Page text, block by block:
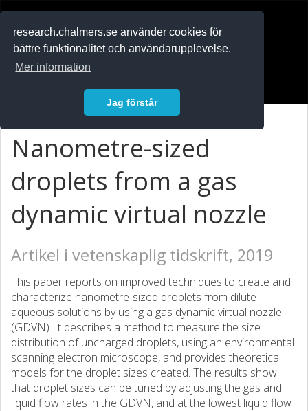
research.chalmers.se använder cookies för
bättre funktionalitet och användarupplevelse.
Mer information
Jag förstår
Nanometre-sized
droplets from a gas
dynamic virtual nozzle
Artikel i vetenskaplig tidskrift, 2019
This paper reports on improved techniques to create and
characterize nanometre-sized droplets from dilute
aqueous solutions by using a gas dynamic virtual nozzle
(GDVN). It describes a method to measure the size
distribution of uncharged droplets, using an environmental
scanning electron microscope, and provides theoretical
models for the droplet sizes created. The results show
that droplet sizes can be tuned by adjusting the gas and
liquid flow rates in the GDVN, and at the lowest liquid flow